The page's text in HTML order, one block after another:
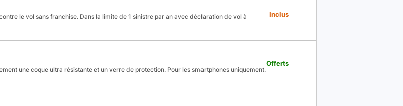
le vol sans franchise. Dans la limite de 1 sinistre par an avec déclaration de vol à
Inclus
une coque ultra résistante et un verre de protection. Pour les smartphones uniquement.
Offerts